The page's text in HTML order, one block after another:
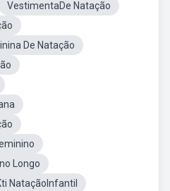
VestimentaDe Natação
De Natação
Longo
NataçãoInfantil